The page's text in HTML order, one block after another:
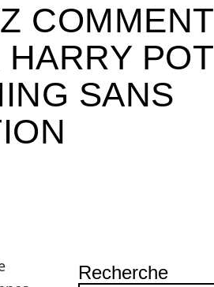
COMMENT
SANS
Recherche